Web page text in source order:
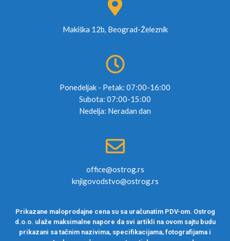
Makiška 12b, Beograd-Železnik
Ponedeljak - Petak: 07:00-16:00
Subota: 07:00-15:00
Nedelja: Neradan dan
office@ostrog.rs
knjigovodstvo@ostrog.rs
Prikazane maloprodajne cena su sa uračunatim PDV-om. Ostrog
d.o.o. ulaže maksimalne napore da svi artikli na ovom sajtu budu
prikazani sa tačnim nazivima, specifikacijama, fotografijama i